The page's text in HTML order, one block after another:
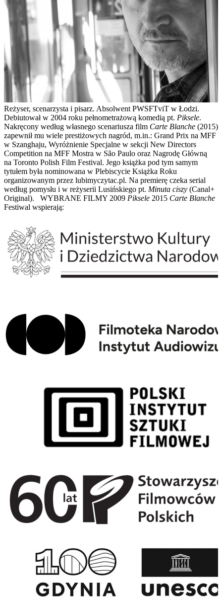
Reżyser, scenarzysta i pisarz. Absolwent PWSFTviT w Łodzi.
Debiutował w 2004 roku pełnometrażową komedią pt. Piksele.
Nakręcony według własnego scenariusza film Carte Blanche (2015)
zapewnił mu wiele prestiżowych nagród, m.in.: Grand Prix na MFF
w Szanghaju, Wyróżnienie Specjalne w sekcji New Directors
Competition na MFF Mostra w São Paulo oraz Nagrodę Główną
na Toronto Polish Film Festival. Jego książka pod tym samym
tytułem była nominowana w Plebiscycie Książka Roku
organizowanym przez lubimyczytac.pl. Na premierę czeka serial
według pomysłu i w reżyserii Lusińskiego pt. Minuta ciszy (Canal+
Original). WYBRANE FILMY 2009 Piksele 2015 Carte Blanche
Festiwal wspierają: